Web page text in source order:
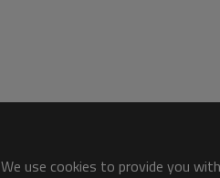
We use cookies to provide you